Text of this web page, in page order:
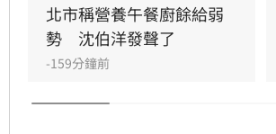
蔣市府就是欺凌弱勢的政府，「
食安？」
北市稱營養午餐廚餘給弱
勢　沈伯洋發聲了
-159分鐘前